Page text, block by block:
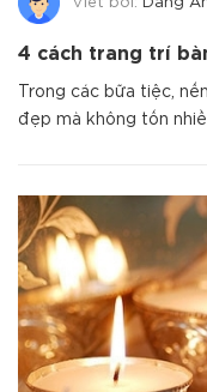
Viết bởi: Dang
4 cách trang trí
Trong các bữa tiệc,
đẹp mà không tốn